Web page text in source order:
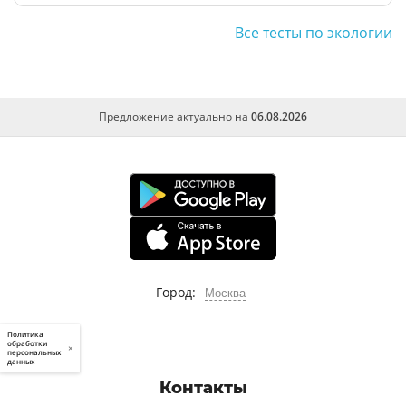
Все тесты по экологии
Предложение актуально на 06.08.2026
Город: Москва
Контакты
Политика
обработки
персональных
данных
×